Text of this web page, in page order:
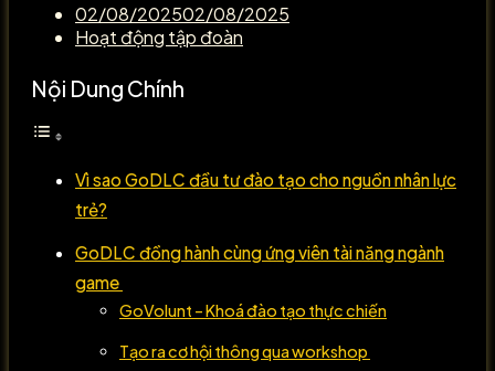
02/08/202502/08/2025
Hoạt động tập đoàn
Nội Dung Chính
Vì sao GoDLC đầu tư đào tạo cho nguồn nhân lực
trẻ?
GoDLC đồng hành cùng ứng viên tài năng ngành
game
GoVolunt – Khoá đào tạo thực chiến
Tạo ra cơ hội thông qua workshop